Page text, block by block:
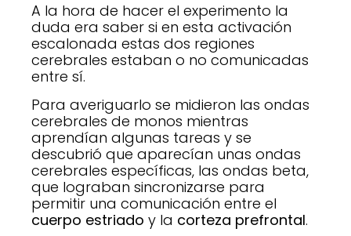
A la hora de hacer el experimento la
duda era saber si en esta activación
escalonada estas dos regiones
cerebrales estaban o no comunicadas
entre sí.
Para averiguarlo se midieron las ondas
cerebrales de monos mientras
aprendían algunas tareas y se
descubrió que aparecían unas ondas
cerebrales específicas, las ondas beta,
que lograban sincronizarse para
permitir una comunicación entre el
cuerpo estriado y la corteza prefrontal.